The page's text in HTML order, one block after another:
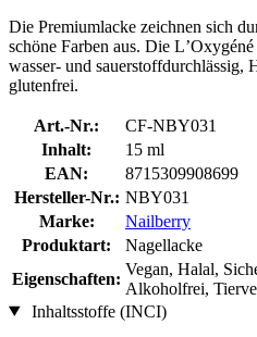
Die Premiumlacke zeichnen sich
schöne Farben aus. Die
wasser- und sauerstoffdurchlässig,
glutenfrei.
Art.-Nr.:
CF-NBY031
Inhalt:
15 ml
EAN:
8715309908699
Hersteller-Nr.: NBY031
Marke:
Nailberry
Produktart:
Nagellacke
Eigenschaften:
Vegan, Halal,
Alkoholfrei,
Inhaltsstoffe (INCI)